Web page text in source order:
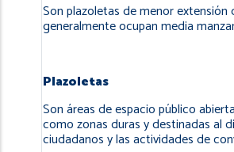
Son plazoletas de menor extensión
generalmente ocupan media
Plazoletas
Son áreas de espacio público
como zonas duras y destinadas al
ciudadanos y las actividades de